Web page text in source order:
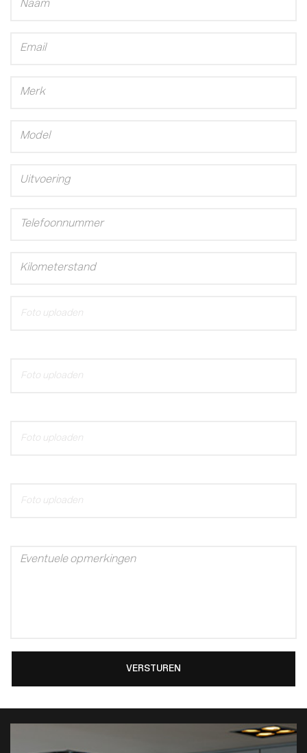
Foto uploaden
Foto uploaden
Foto uploaden
Foto uploaden
VERSTUREN